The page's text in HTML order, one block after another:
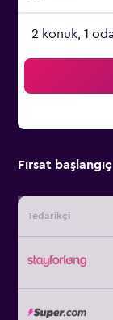
2 konuk, 1
Fırsat
Tedarikçi